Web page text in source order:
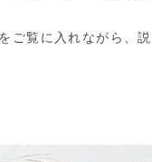
ご覧に入れながら、